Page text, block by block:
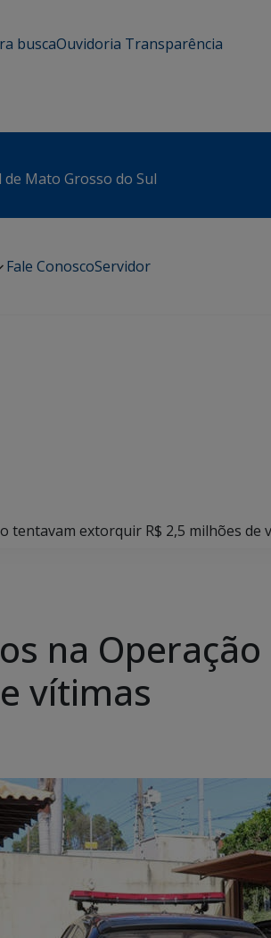
buscaOuvidoria Transparência
de Mato Grosso do Sul
Fale ConoscoServidor
tentavam extorquir R$ 2,5 milhões de
na
vítimas